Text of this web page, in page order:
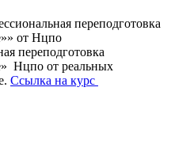
переподготовка
от Нцпо
переподготовка
Нцпо от реальных
Ссылка на курс